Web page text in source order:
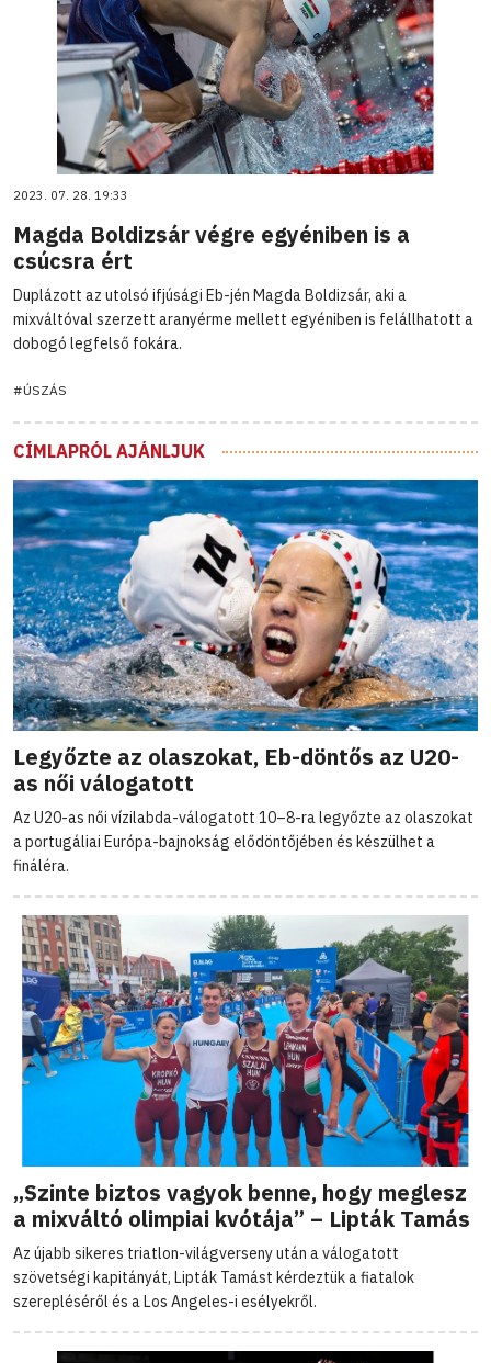
2023. 07. 28. 19:33
Magda Boldizsár végre egyéniben is a
csúcsra ért
Duplázott az utolsó ifjúsági Eb-jén Magda Boldizsár, aki a
mixváltóval szerzett aranyérme mellett egyéniben is felállhatott a
dobogó legfelső fokára.
#ÚSZÁS
CÍMLAPRÓL AJÁNLJUK
Legyőzte az olaszokat, Eb-döntős az U20-
as női válogatott
Az U20-as női vízilabda-válogatott 10–8-ra legyőzte az olaszokat
a portugáliai Európa-bajnokság elődöntőjében és készülhet a
fináléra.
„Szinte biztos vagyok benne, hogy meglesz
a mixváltó olimpiai kvótája” – Lipták Tamás
Az újabb sikeres triatlon-világverseny után a válogatott
szövetségi kapitányát, Lipták Tamást kérdeztük a fiatalok
szerepléséről és a Los Angeles-i esélyekről.